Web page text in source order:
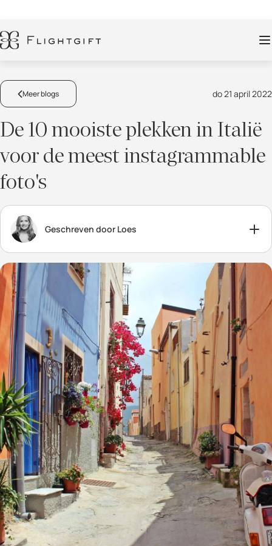
Meer blogs do 21 april 2022
De 10 mooiste plekken in Italië
voor de meest instagrammable
foto's
Geschreven door Loes